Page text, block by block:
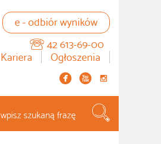
e - odbiór wyników
42 613-69-00
Kariera Ogłoszenia
  instagram
Szukaj...